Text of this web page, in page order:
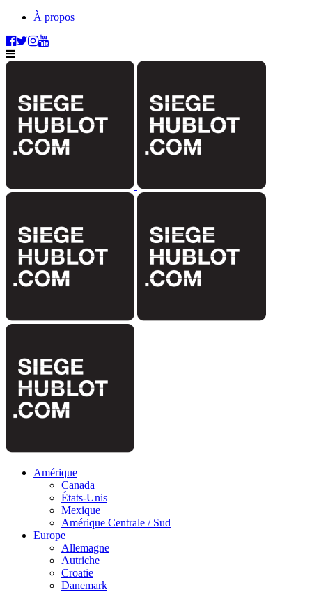
À propos
Amérique
Canada
États-Unis
Mexique
Amérique Centrale / Sud
Europe
Allemagne
Autriche
Croatie
Danemark